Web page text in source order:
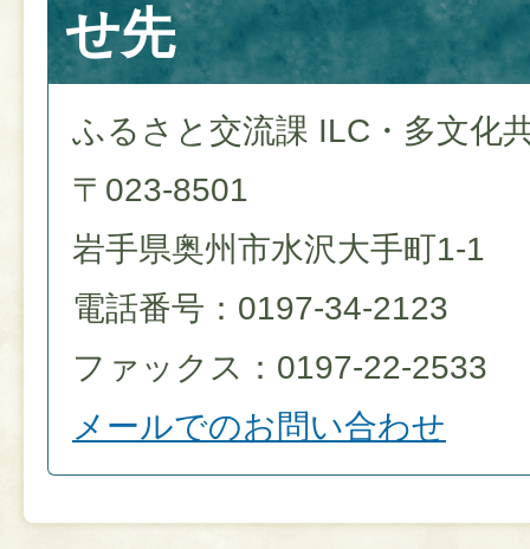
せ先
ふるさと交流課 ILC・多文化
〒023-8501
岩手県奥州市水沢大手町1-1
電話番号：0197-34-2123
ファックス：0197-22-2533
メールでのお問い合わせ